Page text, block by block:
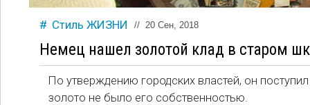
Стиль ЖИЗНИ // 20 Сен, 2018
Немец нашел золотой клад в старом
По утверждению городских властей, он
золото не было его собственностью.